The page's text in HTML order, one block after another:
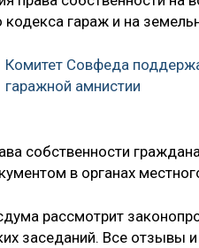
кодекса гараж и на
Комитет Совфеда
гаражной амнистии
собственности
в органах
рассмотрит
заседаний. Все